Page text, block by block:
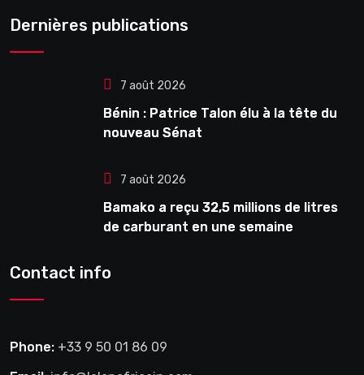
Dernières publications
7 août 2026
Bénin : Patrice Talon élu à la tête du
nouveau Sénat
7 août 2026
Bamako a reçu 32,5 millions de litres
de carburant en une semaine
Contact info
Phone: +33 9 50 01 86 09